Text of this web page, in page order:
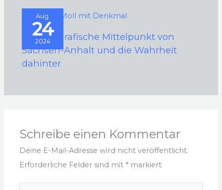
Aug.
24
2024
Der geografische Mittelpunkt von
Sachsen-Anhalt und die Wahrheit
dahinter
Schreibe einen Kommentar
Deine E-Mail-Adresse wird nicht veröffentlicht.
Erforderliche Felder sind mit * markiert